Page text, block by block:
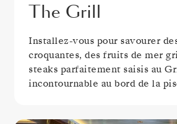
The Grill
Installez-vous pour savourer
croquantes, des fruits de mer
steaks parfaitement saisis au
incontournable au bord de la